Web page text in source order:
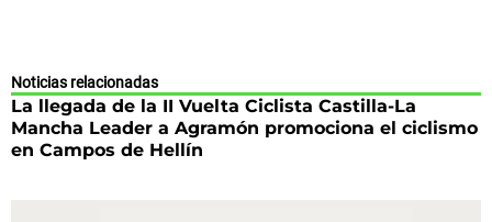
Noticias relacionadas
La llegada de la II Vuelta Ciclista Castilla-La
Mancha Leader a Agramón promociona el ciclismo
en Campos de Hellín